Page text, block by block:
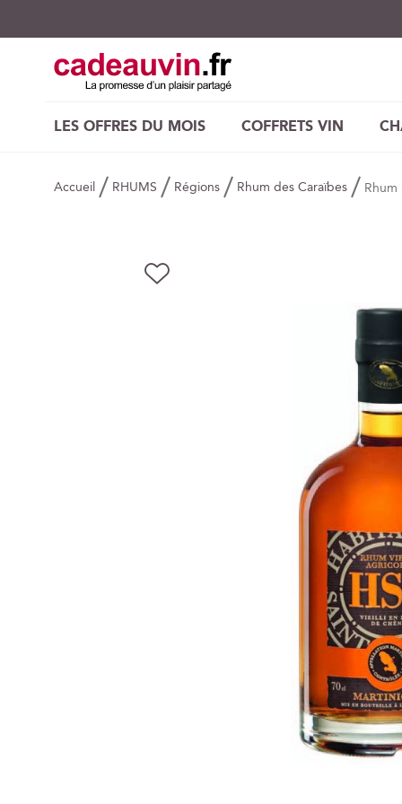
LES OFFRES DU MOIS COFFRETS VIN
Accueil RHUMS Régions Rhum des Caraïbes